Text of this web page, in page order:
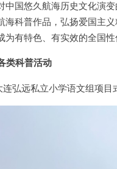
中国悠久航海历史文化演
海科普作品，弘扬爱国主
为有特色、有实效的全国
类科普活动
连弘远私立小学语文组项